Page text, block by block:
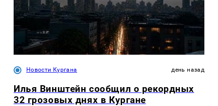
Новости Кургана день назад
Илья Винштейн сообщил о рекордных
32 грозовых днях в Кургане